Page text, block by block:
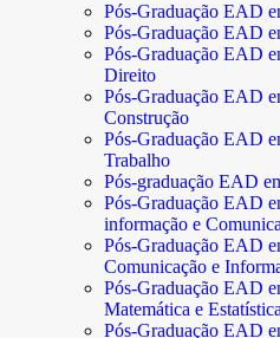
Pós-Graduação EAD
Pós-Graduação EAD
Pós-Graduação EAD
Direito
Pós-Graduação EAD
Construção
Pós-Graduação EAD
Trabalho
Pós-graduação EAD
Pós-Graduação EAD
informação e
Pós-Graduação EAD
Comunicação e
Pós-Graduação EAD
Matemática e Estatística
Pós-Graduação EAD